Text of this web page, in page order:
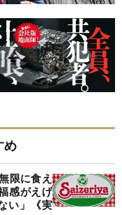
め
限に食え
感がえげ
い」《実